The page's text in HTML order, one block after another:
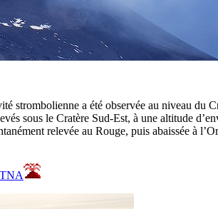
strombolienne a été observée au niveau du
sous le Cratère Sud-Est, à une altitude
relevée au Rouge, puis abaissée à